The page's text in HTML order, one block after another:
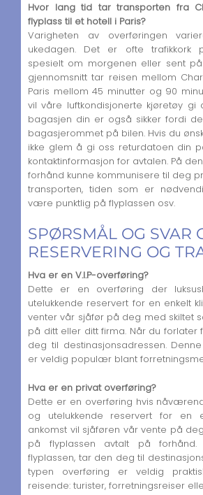
Hvor lang tid tar transporten fra
flyplass til et hotell i Paris?
Varigheten av overføringen
ukedagen. Det er ofte trafikkork
spesielt om morgenen eller sent
gjennomsnitt tar reisen mellom
Paris mellom 45 minutter og 90
vil våre luftkondisjonerte kjøretøy gi
bagasjen din er også sikker fordi
bagasjerommet på bilen. Hvis du
ikke glem å gi oss returdatoen din
kontaktinformasjon for avtalen. På
forhånd kunne kommunisere til deg
transporten, tiden som er
være punktlig på flyplassen osv.
SPØRSMÅL OG SVAR
RESERVERING OG
Hva er en V.I.P-overføring?
Dette er en overføring der
utelukkende reservert for en enkelt
venter vår sjåfør på deg med skiltet
på ditt eller ditt firma. Når du forlater
deg til destinasjonsadressen.
er veldig populær blant
Hva er en privat overføring?
Dette er en overføring hvis
og utelukkende reservert for en
ankomst vil sjåføren vår vente på
på flyplassen avtalt på
flyplassen, tar den deg til
typen overføring er veldig
reisende: turister, forretningsreiser